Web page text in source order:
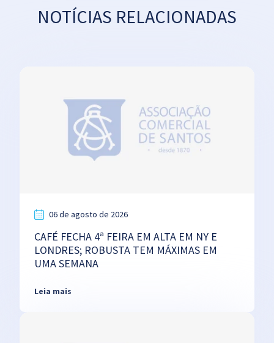
NOTÍCIAS RELACIONADAS
06 de agosto de 2026
CAFÉ FECHA 4ª FEIRA EM ALTA EM NY E
LONDRES; ROBUSTA TEM MÁXIMAS EM
UMA SEMANA
Leia mais